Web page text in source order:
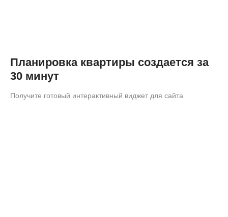
Планировка квартиры создается за
30 минут
Получите готовый интерактивный виджет для сайта